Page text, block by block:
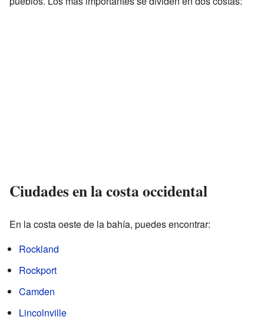
Ciudades en la costa occidental
En la costa oeste de la bahía, puedes encontrar:
Rockland
Rockport
Camden
Lincolnville